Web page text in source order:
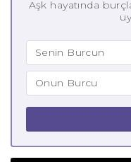
Aşk hayatında